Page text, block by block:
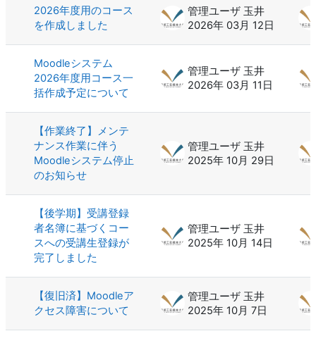
2026年度用のコース
を作成しました
管理ユーザ 玉井
2026年 03月 12日
Moodleシステム
2026年度用コース一
括作成予定について
管理ユーザ 玉井
2026年 03月 11日
【作業終了】メンテ
ナンス作業に伴う
Moodleシステム停止
のお知らせ
管理ユーザ 玉井
2025年 10月 29日
【後学期】受講登録
者名簿に基づくコー
スへの受講生登録が
完了しました
管理ユーザ 玉井
2025年 10月 14日
【復旧済】Moodleア
クセス障害について
管理ユーザ 玉井
2025年 10月 7日